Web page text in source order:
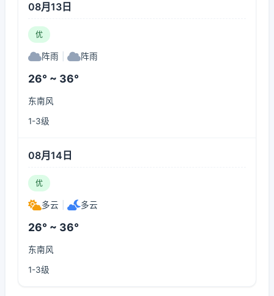
08月13日
优
阵雨 阵雨
26° ~ 36°
东南风
1-3级
08月14日
优
多云 多云
26° ~ 36°
东南风
1-3级